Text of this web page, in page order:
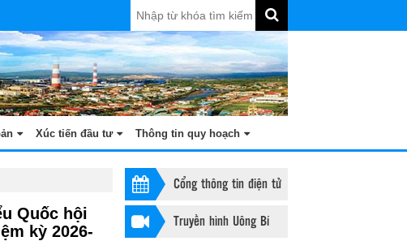
Xúc tiến đầu tư Thông tin quy hoạch
Cổng thông tin điện tử
Truyền hình Uông Bí
Quốc hội
kỳ 2026-